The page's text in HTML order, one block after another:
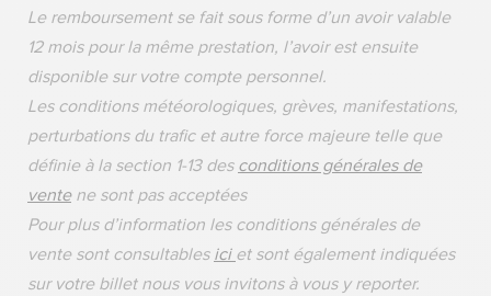
Le remboursement se fait sous forme d’un avoir valable
12 mois pour la même prestation, l’avoir est ensuite
disponible sur votre compte personnel.
Les conditions météorologiques, grèves, manifestations,
perturbations du trafic et autre force majeure telle que
définie à la section 1-13 des conditions générales de
ventene sont pas acceptées
Pour plus d’information les conditions générales de
vente sont consultables ici et sont également indiquées
sur votre billet nous vous invitons à vous y reporter.